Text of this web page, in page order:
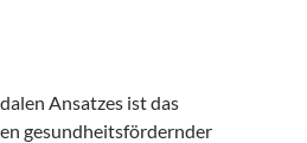
Ansatzes ist das
gesundheitsfördernder